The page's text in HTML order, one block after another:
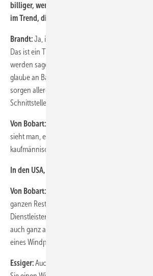
billiger, wenn er keine Vollwartung
im Trend, die Banken lieben sie. Wie sehen Sie
Brandt:Ja, in jedem Vollwartungsvertrag steckt
Das ist ein Trend. Aber es wird einen
werden sagen, das ist es mir nicht wert in der
glaube an Basis und gute technische Betreuung.
sorgen allerdings in dieser Gemengelage für
Schnittstellenmanagement. Das ist den
Von Bobart:
sieht man, es gibt beide Vertragsvarianten – und
kaufmännische Abwägung.
In den USA, der Heimat von GE, ist
Von Bobart:
ganzen Rest machen die Betreiber selbst. Sie
Dienstleister und machen das Ganze
auch ganz andere Verhältnisse als hier, wo Sie
eines Windparks mit drei Anlagen reden müssen.
Essiger:Auch die Parkgröße spielt da eine